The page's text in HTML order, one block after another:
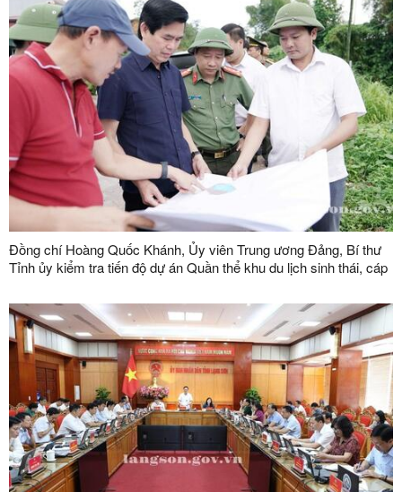
Đồng chí Hoàng Quốc Khánh, Ủy viên Trung ương Đảng, Bí thư
Tỉnh ủy kiểm tra tiến độ dự án Quần thể khu du lịch sinh thái, cáp